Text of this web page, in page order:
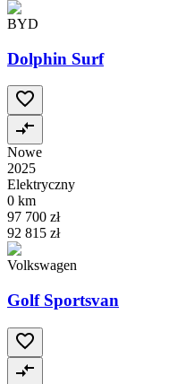
BYD
Dolphin Surf
Nowe
2025
Elektryczny
0 km
97 700 zł
92 815 zł
Volkswagen
Golf Sportsvan